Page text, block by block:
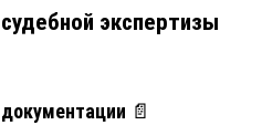
экспертизы
📄